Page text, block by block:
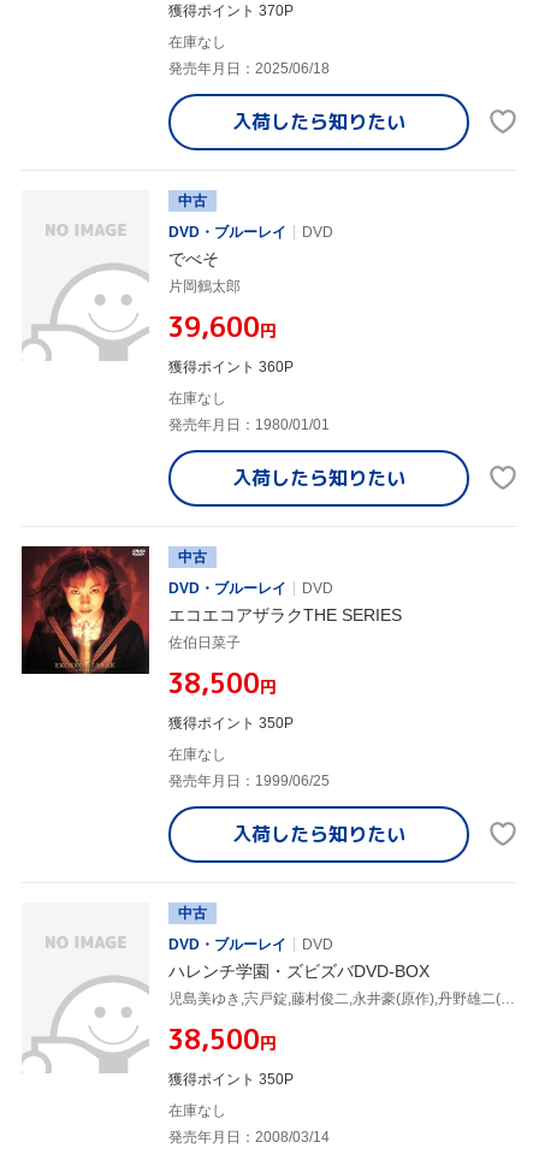
獲得ポイント 370P
在庫なし
発売年月日：2025/06/18
入荷したら知りたい
中古
DVD・ブルーレイ
DVD
でべそ
片岡鶴太郎
¥39,600円
獲得ポイント 360P
在庫なし
発売年月日：1980/01/01
入荷したら知りたい
中古
DVD・ブルーレイ
DVD
エコエコアザラクTHE SERIES
佐伯日菜子
¥38,500円
獲得ポイント 350P
在庫なし
発売年月日：1999/06/25
入荷したら知りたい
中古
DVD・ブルーレイ
DVD
ハレンチ学園・ズビズバDVD-BOX
児島美ゆき,宍戸錠,藤村俊二,永井豪(原作),丹野雄二(監督),林功(監督)
¥38,500円
獲得ポイント 350P
在庫なし
発売年月日：2008/03/14